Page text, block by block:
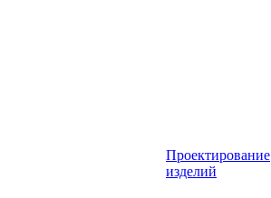
Проектирование
изделий